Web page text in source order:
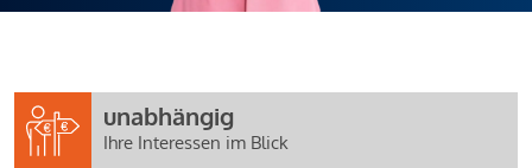
unabhängig
Ihre Interessen im Blick